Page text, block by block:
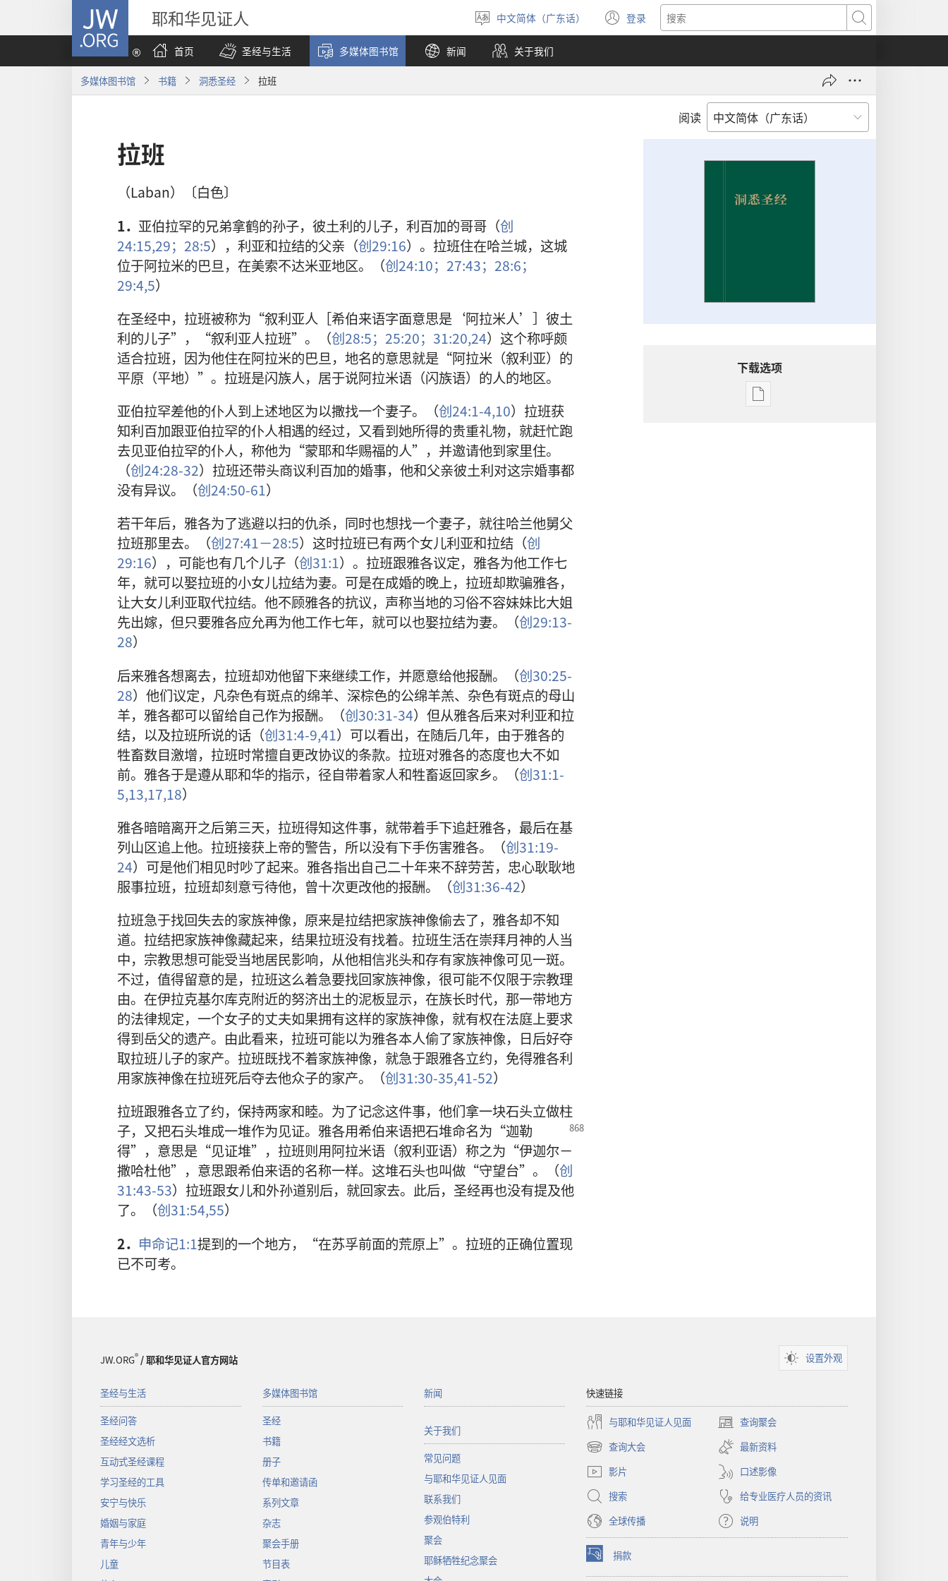
JW.ORG 耶和华见证人
选
择
语
言
中文简体（广东话） 登录
（打
开
窗
搜
索
首页
圣经与生活 多媒体图书馆 新闻 关于我们
多媒体图书馆 书籍 洞悉圣经 拉班
阅读
拉班
（Laban）〔白色〕
1． 亚伯拉罕的兄弟拿鹤的孙子，彼土利的儿子，利百加的哥哥（创
24:15,29； 28:5），利亚和拉结的父亲（创29:16）。拉班住在哈兰城，这城
位于阿拉米的巴旦，在美索不达米亚地区。（创24:10； 27:43； 28:6；
29:4,5）
在圣经中，拉班被称为“叙利亚人［希伯来语字面意思是‘阿拉米人’］彼土
利的儿子”，“叙利亚人拉班”。（创28:5； 25:20； 31:20,24）这个称呼颇
适合拉班，因为他住在阿拉米的巴旦，地名的意思就是“阿拉米（叙利亚）的
平原（平地）”。拉班是闪族人，居于说阿拉米语（闪族语）的人的地区。
亚伯拉罕差他的仆人到上述地区为以撒找一个妻子。（创24:1-4,10）拉班获
知利百加跟亚伯拉罕的仆人相遇的经过，又看到她所得的贵重礼物，就赶忙跑
去见亚伯拉罕的仆人，称他为“蒙耶和华赐福的人”，并邀请他到家里住。
（创24:28-32）拉班还带头商议利百加的婚事，他和父亲彼土利对这宗婚事都
没有异议。（创24:50-61）
若干年后，雅各为了逃避以扫的仇杀，同时也想找一个妻子，就往哈兰他舅父
拉班那里去。（创27:41－28:5）这时拉班已有两个女儿利亚和拉结（创
29:16），可能也有几个儿子（创31:1）。拉班跟雅各议定，雅各为他工作七
年，就可以娶拉班的小女儿拉结为妻。可是在成婚的晚上，拉班却欺骗雅各，
让大女儿利亚取代拉结。他不顾雅各的抗议，声称当地的习俗不容妹妹比大姐
先出嫁，但只要雅各应允再为他工作七年，就可以也娶拉结为妻。（创29:13-
28）
后来雅各想离去，拉班却劝他留下来继续工作，并愿意给他报酬。（创30:25-
28）他们议定，凡杂色有斑点的绵羊、深棕色的公绵羊羔、杂色有斑点的母山
羊，雅各都可以留给自己作为报酬。（创30:31-34）但从雅各后来对利亚和拉
结，以及拉班所说的话（创31:4-9,41）可以看出，在随后几年，由于雅各的
牲畜数目激增，拉班时常擅自更改协议的条款。拉班对雅各的态度也大不如
前。雅各于是遵从耶和华的指示，径自带着家人和牲畜返回家乡。（创31:1-
5,13,17,18）
雅各暗暗离开之后第三天，拉班得知这件事，就带着手下追赶雅各，最后在基
列山区追上他。拉班接获上帝的警告，所以没有下手伤害雅各。（创31:19-
24）可是他们相见时吵了起来。雅各指出自己二十年来不辞劳苦，忠心耿耿地
服事拉班，拉班却刻意亏待他，曾十次更改他的报酬。（创31:36-42）
拉班急于找回失去的家族神像，原来是拉结把家族神像偷去了，雅各却不知
道。拉结把家族神像藏起来，结果拉班没有找着。拉班生活在崇拜月神的人当
中，宗教思想可能受当地居民影响，从他相信兆头和存有家族神像可见一斑。
不过，值得留意的是，拉班这么着急要找回家族神像，很可能不仅限于宗教理
由。在伊拉克基尔库克附近的努济出土的泥板显示，在族长时代，那一带地方
的法律规定，一个女子的丈夫如果拥有这样的家族神像，就有权在法庭上要求
得到岳父的遗产。由此看来，拉班可能以为雅各本人偷了家族神像，日后好夺
取拉班儿子的家产。拉班既找不着家族神像，就急于跟雅各立约，免得雅各利
用家族神像在拉班死后夺去他众子的家产。（创31:30-35,41-52）
拉班跟雅各立了约，保持两家和睦。为了记念这件事，他们拿一块石头立做柱
子，又把石头堆成一堆作为见证。雅各用希伯来语把石堆命名为“迦勒
得”，意思是“见证堆”，拉班则用阿拉米语（叙利亚语）称之为“伊迦尔－
撒哈杜他”，意思跟希伯来语的名称一样。这堆石头也叫做“守望台”。（创
31:43-53）拉班跟女儿和外孙道别后，就回家去。此后，圣经再也没有提及他
了。（创31:54,55）
2． 申命记1:1提到的一个地方，“在苏孚前面的荒原上”。拉班的正确位置现
已不可考。
下载选项
电
JW.ORG®/ 耶和华见证人官方网站 设置外观
圣经与生活
圣经问答
圣经经文选析
互动式圣经课程
学习圣经的工具
安宁与快乐
婚姻与家庭
青年与少年
儿童
多媒体图书馆
圣经
书籍
册子
传单和邀请函
系列文章
杂志
聚会手册
节目表
新闻
关于我们
常见问题
与耶和华见证人见面
联系我们
参观伯特利
聚会
耶稣牺牲纪念聚会
快速链接
与耶和华见证人见面 查询聚会
（打
开
新
窗
口）
查询大会
（打
开
新
窗
口）
最新资料
影片
口述影像
搜索
给专业医疗人员的资讯
全球传播
说明
捐款
（打
开